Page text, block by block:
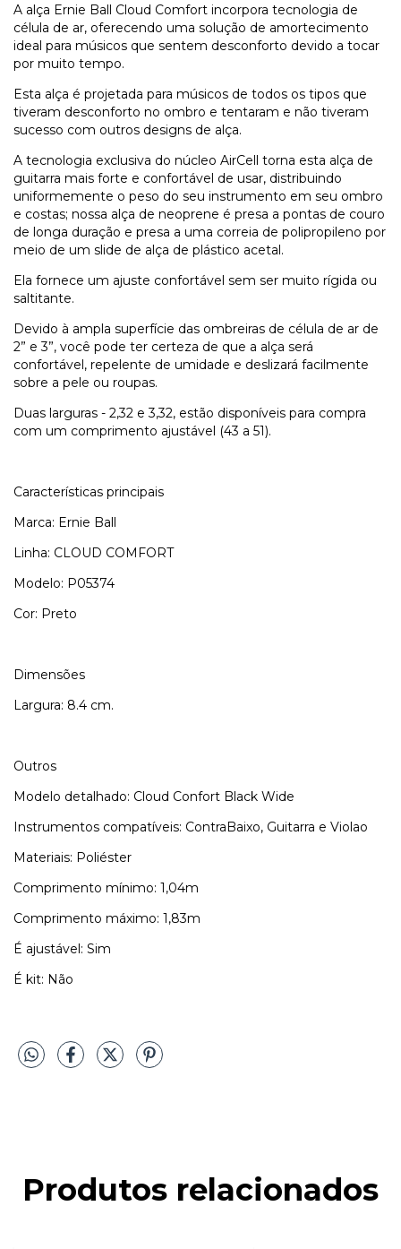
A alça Ernie Ball Cloud Comfort incorpora tecnologia de
célula de ar, oferecendo uma solução de amortecimento
ideal para músicos que sentem desconforto devido a tocar
por muito tempo.
Esta alça é projetada para músicos de todos os tipos que
tiveram desconforto no ombro e tentaram e não tiveram
sucesso com outros designs de alça.
A tecnologia exclusiva do núcleo AirCell torna esta alça de
guitarra mais forte e confortável de usar, distribuindo
uniformemente o peso do seu instrumento em seu ombro
e costas; nossa alça de neoprene é presa a pontas de couro
de longa duração e presa a uma correia de polipropileno por
meio de um slide de alça de plástico acetal.
Ela fornece um ajuste confortável sem ser muito rígida ou
saltitante.
Devido à ampla superfície das ombreiras de célula de ar de
2” e 3”, você pode ter certeza de que a alça será
confortável, repelente de umidade e deslizará facilmente
sobre a pele ou roupas.
Duas larguras - 2,32 e 3,32, estão disponíveis para compra
com um comprimento ajustável (43 a 51).
Características principais
Marca: Ernie Ball
Linha: CLOUD COMFORT
Modelo: P05374
Cor: Preto
Dimensões
Largura: 8.4 cm.
Outros
Modelo detalhado: Cloud Confort Black Wide
Instrumentos compatíveis: ContraBaixo, Guitarra e Violao
Materiais: Poliéster
Comprimento mínimo: 1,04m
Comprimento máximo: 1,83m
É ajustável: Sim
É kit: Não
Produtos relacionados